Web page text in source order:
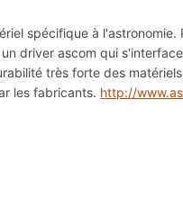
spécifique à
driver ascom qui
très forte des
les fabricants. http://